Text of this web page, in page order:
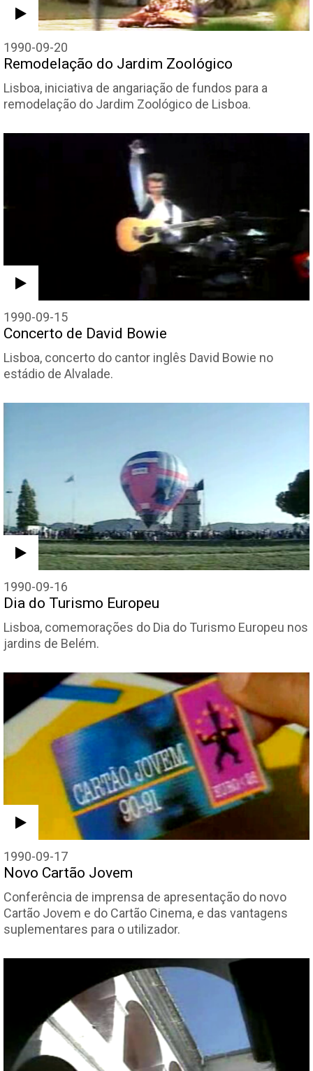
1990-09-20
Remodelação do Jardim Zoológico
Lisboa, iniciativa de angariação de fundos para a
remodelação do Jardim Zoológico de Lisboa.
1990-09-15
Concerto de David Bowie
Lisboa, concerto do cantor inglês David Bowie no
estádio de Alvalade.
1990-09-16
Dia do Turismo Europeu
Lisboa, comemorações do Dia do Turismo Europeu nos
jardins de Belém.
1990-09-17
Novo Cartão Jovem
Conferência de imprensa de apresentação do novo
Cartão Jovem e do Cartão Cinema, e das vantagens
suplementares para o utilizador.